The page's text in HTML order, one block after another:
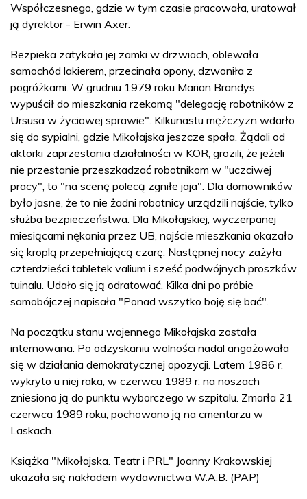
Współczesnego, gdzie w tym czasie pracowała, uratował
ją dyrektor - Erwin Axer.
Bezpieka zatykała jej zamki w drzwiach, oblewała
samochód lakierem, przecinała opony, dzwoniła z
pogróżkami. W grudniu 1979 roku Marian Brandys
wypuścił do mieszkania rzekomą "delegację robotników z
Ursusa w życiowej sprawie". Kilkunastu mężczyzn wdarło
się do sypialni, gdzie Mikołajska jeszcze spała. Żądali od
aktorki zaprzestania działalności w KOR, grozili, że jeżeli
nie przestanie przeszkadzać robotnikom w "uczciwej
pracy", to "na scenę polecą zgniłe jaja". Dla domowników
było jasne, że to nie żadni robotnicy urządzili najście, tylko
służba bezpieczeństwa. Dla Mikołajskiej, wyczerpanej
miesiącami nękania przez UB, najście mieszkania okazało
się kroplą przepełniającą czarę. Następnej nocy zażyła
czterdzieści tabletek valium i sześć podwójnych proszków
tuinalu. Udało się ją odratować. Kilka dni po próbie
samobójczej napisała "Ponad wszytko boję się bać".
Na początku stanu wojennego Mikołajska została
internowana. Po odzyskaniu wolności nadal angażowała
się w działania demokratycznej opozycji. Latem 1986 r.
wykryto u niej raka, w czerwcu 1989 r. na noszach
zniesiono ją do punktu wyborczego w szpitalu. Zmarła 21
czerwca 1989 roku, pochowano ją na cmentarzu w
Laskach.
Książka "Mikołajska. Teatr i PRL" Joanny Krakowskiej
ukazała się nakładem wydawnictwa W.A.B. (PAP)